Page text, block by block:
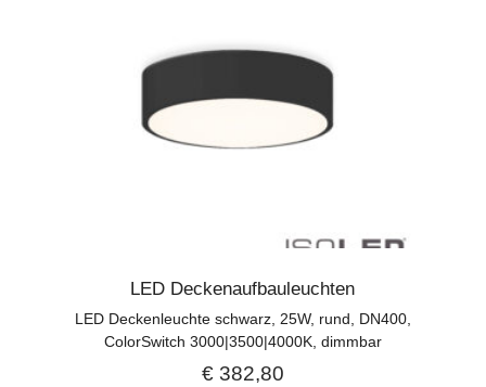
LED Deckenaufbauleuchten
LED Deckenleuchte schwarz, 25W, rund, DN400,
ColorSwitch 3000|3500|4000K, dimmbar
€382,80